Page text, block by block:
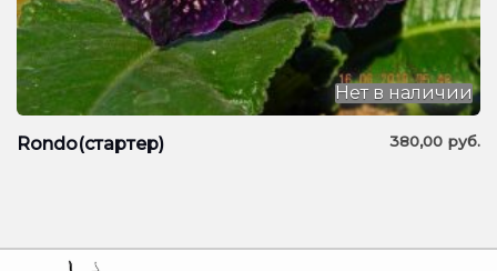
Rondo(стартер) 380,00 руб.
Нет в наличии